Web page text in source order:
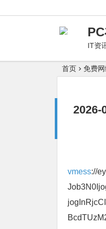
IT资
首页 免费
2026-
vmess://